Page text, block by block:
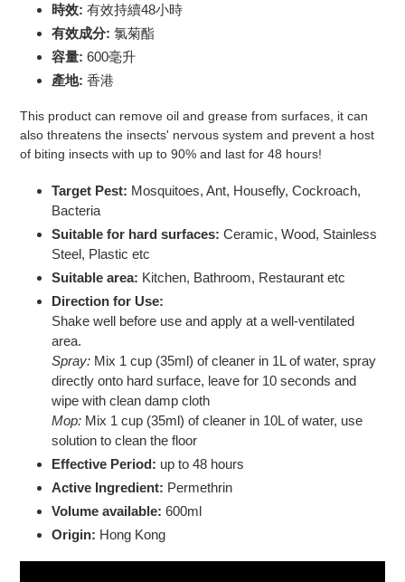
時效: 有效持續48小時
有效成分: 氯菊酯
容量: 600毫升
產地: 香港
This product can remove oil and grease from surfaces, it can
also threatens the insects' nervous system and prevent a host
of biting insects with up to 90% and last for 48 hours!
Target Pest: Mosquitoes, Ant, Housefly, Cockroach,
Bacteria
Suitable for hard surfaces: Ceramic, Wood, Stainless
Steel, Plastic etc
Suitable area: Kitchen, Bathroom, Restaurant etc
Direction for Use:
Shake well before use and apply at a well-ventilated
area.
Spray: Mix 1 cup (35ml) of cleaner in 1L of water, spray
directly onto hard surface, leave for 10 seconds and
wipe with clean damp cloth
Mop: Mix 1 cup (35ml) of cleaner in 10L of water, use
solution to clean the floor
Effective Period: up to 48 hours
Active Ingredient: Permethrin
Volume available: 600ml
Origin: Hong Kong